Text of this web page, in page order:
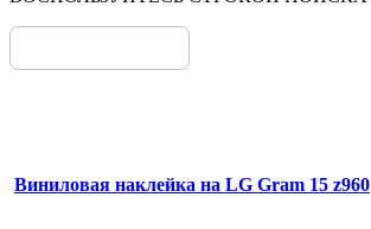
Виниловая наклейка на LG Gram 15 z960